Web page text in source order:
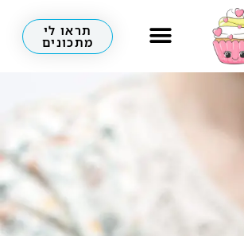
תראו לי
מתכונים